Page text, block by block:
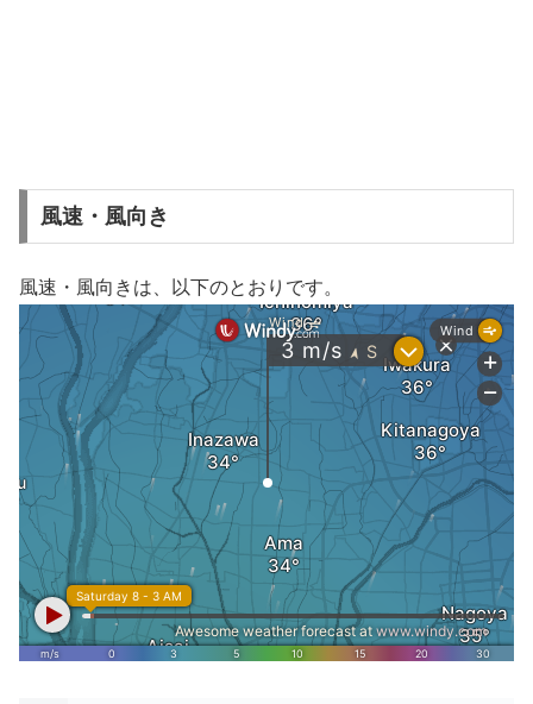
風速・風向き
風速・風向きは、以下のとおりです。